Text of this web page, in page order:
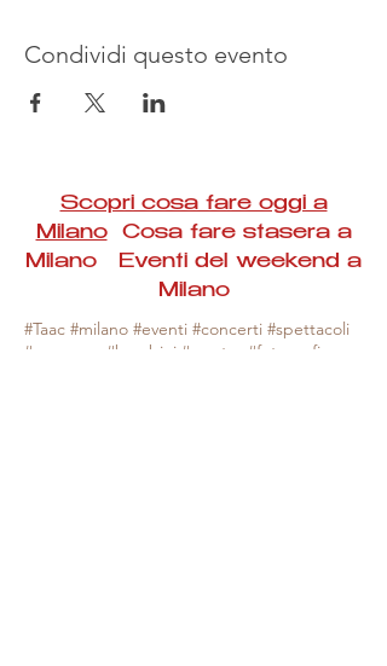
Condividi questo evento
Scopri cosa fare oggi a
MilanoCosa fare stasera a
Milano Eventi del weekend a
Milano
#Taac #milano #eventi #concerti #spettacoli
#rassegne #bambini #mostre #fotografia